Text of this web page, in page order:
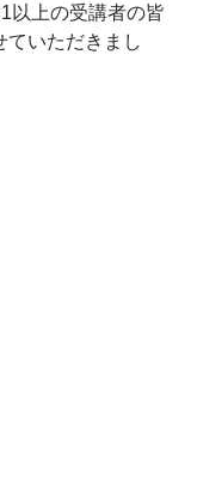
以上の受講者の皆
ていただきまし